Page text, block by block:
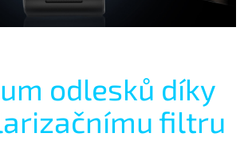
odlesků díky
filtru